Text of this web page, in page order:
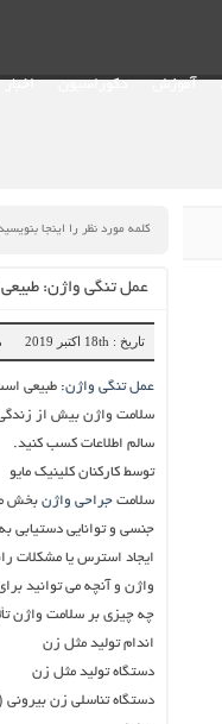
عمل تنگی واژن:
تاریخ : 18th اکتبر 2019
عمل تنگی واژن: طبیعی
سلامت واژن بیش از
سالم اطلاعات کسب کنید.
توسط کارکنان کلینیک مایو
سلامت جراحی واژن بخش
جنسی و توانایی دستیابی
ایجاد استرس یا مشکلات
واژن و آنچه می توانید
چه چیزی بر سلامت واژن
اندام تولید مثل زن
دستگاه تولید مثل زن
دستگاه تناسلی زن بیرونی